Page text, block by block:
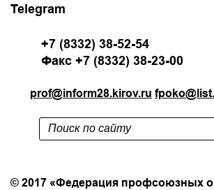
Telegram
+7 (8332) 38-52-54
Факс +7 (8332) 38-23-00
prof@inform28.kirov.ru
© 2017 «Федерация профсоюзных